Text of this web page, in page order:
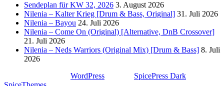
Sendeplan für KW 32, 2026 3. August 2026
Nilenia – Kalter Krieg [Drum & Bass, Original] 31. Juli 2026
Nilenia – Bayou 24. Juli 2026
Nilenia – Come On (Original) [Alternative, DnB Crossover]
21. Juli 2026
Nilenia – Neds Warriors (Original Mix) [Drum & Bass] 8. Juli
2026
WordPress SpicePress Dark